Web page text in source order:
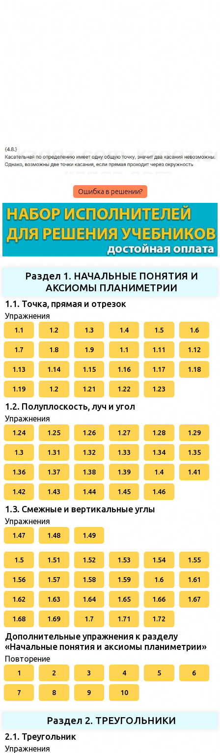
Ошибка в решении?
Раздел 1. НАЧАЛЬНЫЕ ПОНЯТИЯ И
АКСИОМЫ ПЛАНИМЕТРИИ
1.1. Точка, прямая и отрезок
Упражнения
1.1 1.2 1.3 1.4 1.5 1.6
1.7 1.8 1.9 1.1 1.11 1.12
1.13 1.14 1.15 1.16 1.17 1.18
1.19 1.2 1.21 1.22 1.23
1.2. Полуплоскость, луч и угол
Упражнения
1.24 1.25 1.26 1.27 1.28 1.29
1.3 1.31 1.32 1.33 1.34 1.35
1.36 1.37 1.38 1.39 1.4 1.41
1.42 1.43 1.44 1.45 1.46
1.3. Смежные и вертикальные углы
Упражнения
1.47 1.48 1.49
1.5 1.51 1.52 1.53 1.54 1.55
1.56 1.57 1.58 1.59 1.6 1.61
1.62 1.63 1.64 1.65 1.66 1.67
1.68 1.69 1.7 1.71 1.72
Дополнительные упражнения к разделу
«Начальные понятия и аксиомы планиметрии»
Повторение
1 2 3 4 5 6
7 8 9 10
Раздел 2. ТРЕУГОЛЬНИКИ
2.1. Треугольник
Упражнения